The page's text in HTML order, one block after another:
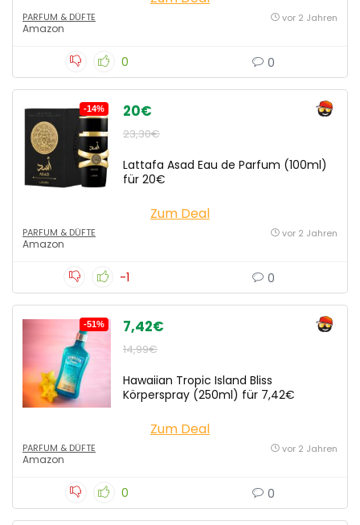
PARFUM & DÜFTE
Amazon
vor 2 Jahren
0 0
-14% 20€
23,30€
Lattafa Asad Eau de Parfum (100ml)
für 20€
Zum Deal
PARFUM & DÜFTE
Amazon
vor 2 Jahren
-1 0
-51% 7,42€
14,99€
Hawaiian Tropic Island Bliss
Körperspray (250ml) für 7,42€
Zum Deal
PARFUM & DÜFTE
Amazon
vor 2 Jahren
0 0